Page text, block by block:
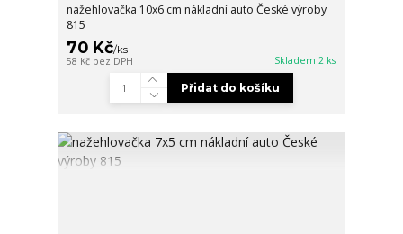
nažehlovačka 10x6 cm nákladní auto České výroby
815
70 Kč/ks
58 Kč bez DPH Skladem 2 ks
Přidat do košíku